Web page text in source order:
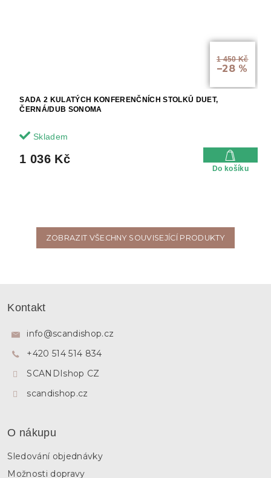
1 450 Kč
–28 %
SADA 2 KULATÝCH KONFERENČNÍCH STOLKŮ DUET,
ČERNÁ/DUB SONOMA
Skladem
1 036 Kč
Do košíku
ZOBRAZIT VŠECHNY SOUVISEJÍCÍ PRODUKTY
Kontakt
info@scandishop.cz
+420 514 514 834
SCANDIshop CZ
scandishop.cz
O nákupu
Sledování objednávky
Možnosti dopravy